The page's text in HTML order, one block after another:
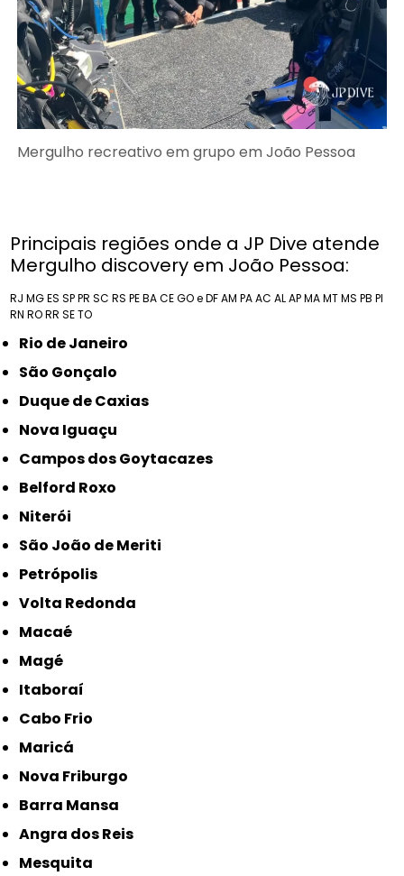
Mergulho recreativo em grupo em João Pessoa
Principais regiões onde a JP Dive atende
Mergulho discovery em João Pessoa:
RJ MGES SPPR SC RS PEBACEGO e DFAM PAAC ALAPMAMTMS PB PI
RN RORR SETO
Rio de Janeiro
São Gonçalo
Duque de Caxias
Nova Iguaçu
Campos dos Goytacazes
Belford Roxo
Niterói
São João de Meriti
Petrópolis
Volta Redonda
Macaé
Magé
Itaboraí
Cabo Frio
Maricá
Nova Friburgo
Barra Mansa
Angra dos Reis
Mesquita